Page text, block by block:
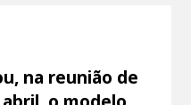
na reunião de